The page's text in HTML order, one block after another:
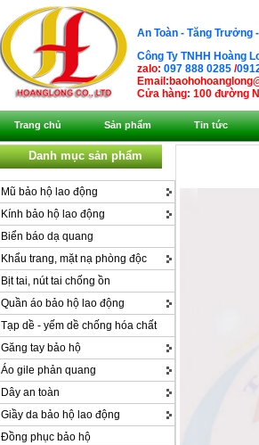
An Toàn - Tăng Trưởng
Công Ty TNHH Hoàng
zalo: 097 888 0285 /
Cửa hàng: 100 đường
Trang chủ Sản phẩm Tin tức
Danh mục sản phẩm
Mũ bảo hộ lao động
Kính bảo hộ lao động
Biển báo dạ quang
Khẩu trang, mặt nạ phòng độc
Bịt tai, nút tai chống ồn
Quần áo bảo hộ lao động
Tạp dề - yếm dề chống hóa chất
Găng tay bảo hộ
Áo gile phản quang
Dây an toàn
Giầy da bảo hộ lao động
Đồng phục bảo hộ